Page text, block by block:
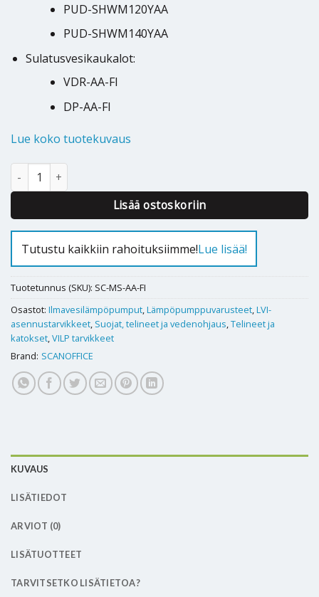
PUD-SHWM120YAA
PUD-SHWM140YAA
Sulatusvesikaukalot:
VDR-AA-FI
DP-AA-FI
Lue koko tuotekuvaus
Maatukiteline Mitsubishi ilmavesilämpöpumpulle MS-AA-FI määrä
Lisää ostoskoriin
Alternative:
Tutustu kaikkiin rahoituksiimme!Lue lisää!
Tuotetunnus (SKU): SC-MS-AA-FI
Osastot: Ilmavesilämpöpumput,Lämpöpumppuvarusteet,LVI-
asennustarvikkeet, Suojat, telineet ja vedenohjaus,Telineet ja
katokset,VILP tarvikkeet
Brand: SCANOFFICE
KUVAUS
LISÄTIEDOT
ARVIOT (0)
LISÄTUOTTEET
TARVITSETKO LISÄTIETOA?